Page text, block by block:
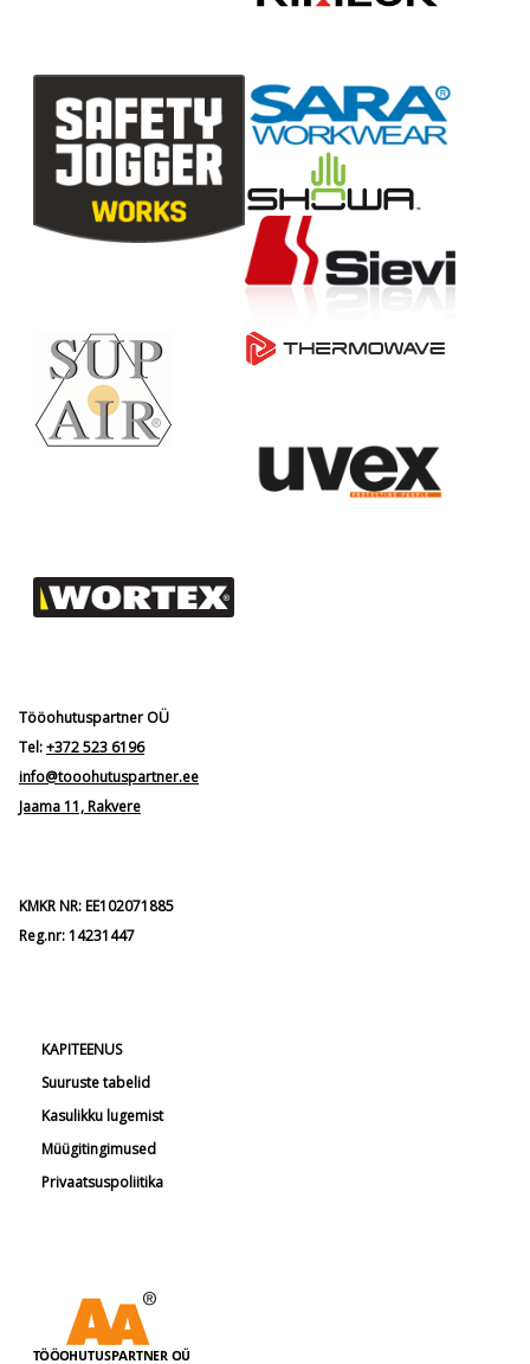
Tööohutuspartner OÜ
Tel:+372 523 6196
info@tooohutuspartner.ee
Jaama 11, Rakvere
KMKR NR: EE102071885
Reg.nr: 14231447
KAPITEENUS
Suuruste tabelid
Kasulikku lugemist
Müügitingimused
Privaatsuspoliitika